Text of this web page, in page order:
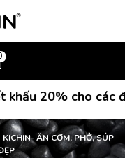
20% cho các
ĂN CƠM, PHỞ, SÚP